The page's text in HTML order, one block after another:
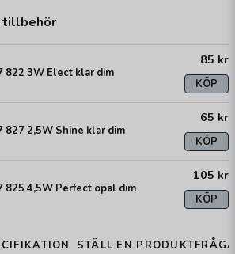
tillbehör
822 3W Elect klar dim
85 kr
KÖP
827 2,5W Shine klar dim
65 kr
KÖP
825 4,5W Perfect opal dim
105 kr
KÖP
STÄLL EN